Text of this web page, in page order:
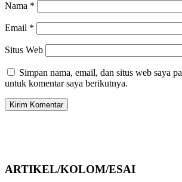
Nama *
Email *
Situs Web
Simpan nama, email, dan situs web saya
untuk komentar saya berikutnya.
ARTIKEL/KOLOM/ESAI